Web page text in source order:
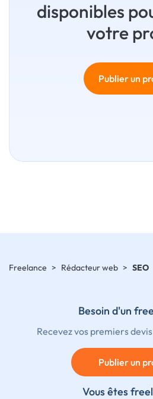
disponibles
votre
Publier un
Freelance > Rédacteur web > SEO
Besoin d'un
Recevez vos premiers
Publier un
Vous êtes